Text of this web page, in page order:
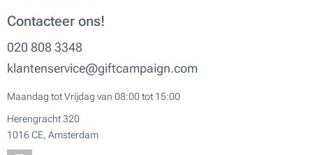
Contacteer ons!
020 808 3348
klantenservice@giftcampaign.com
Maandag tot Vrijdag van 08:00 tot 15:00
Herengracht 320
1016 CE, Amsterdam